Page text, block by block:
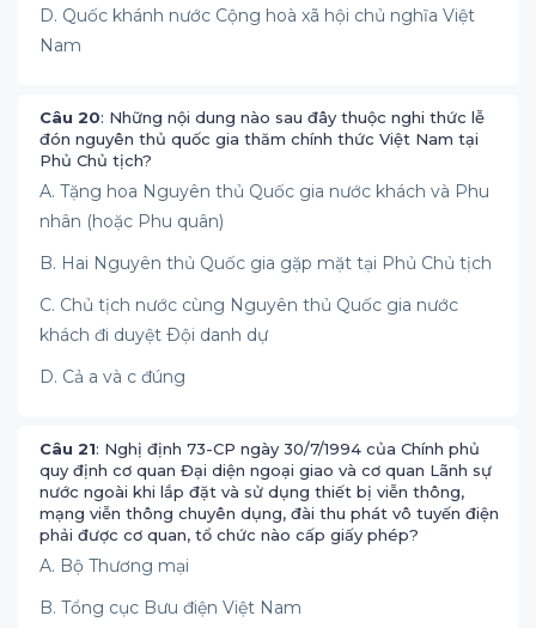
D. Quốc khánh nước Cộng hoà xã hội chủ nghĩa Việt
Nam
Câu 20: Những nội dung nào sau đây thuộc nghi thức lễ
đón nguyên thủ quốc gia thăm chính thức Việt Nam tại
Phủ Chủ tịch?
A. Tặng hoa Nguyên thủ Quốc gia nước khách và Phu
nhân (hoặc Phu quân)
B. Hai Nguyên thủ Quốc gia gặp mặt tại Phủ Chủ tịch
C. Chủ tịch nước cùng Nguyên thủ Quốc gia nước
khách đi duyệt Ðội danh dự
D. Cả a và c đúng
Câu 21: Nghị định 73-CP ngày 30/7/1994 của Chính phủ
quy định cơ quan Đại diện ngoại giao và cơ quan Lãnh sự
nước ngoài khi lắp đặt và sử dụng thiết bị viễn thông,
mạng viễn thông chuyên dụng, đài thu phát vô tuyến điện
phải được cơ quan, tổ chức nào cấp giấy phép?
A. Bộ Thương mại
B. Tổng cục Bưu điện Việt Nam